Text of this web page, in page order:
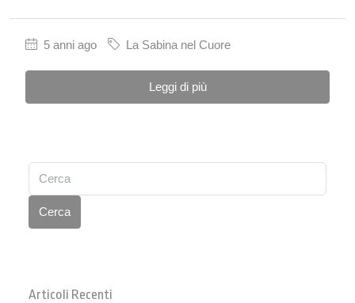
5 anni ago La Sabina nel Cuore
Leggi di più
Cerca
Articoli Recenti